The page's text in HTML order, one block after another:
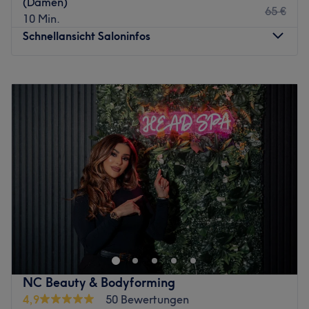
Zufriedenheit der Kunden stehen hier an erster Stelle.
Hier wird neben Deutsch auch Russisch gesprochen.
Expertise: Haarentfernung.
Produkte und Produktmarken: Hochwertige Produkte.
Extras: Kostenlose Getränke, klimatisiert und barrierefrei.
Zurück zur Salonansicht
10 Min.
65 €
Schnellansicht Saloninfos
08:00–19:30
08:00–19:30
08:00–19:30
08:00–19:30
09:00–18:30
Geschlossen
Wer großen Wert auf eine leuchtende Haut, die vor
Vitalität nur so strotzt und wundervoll gepflegte Nägel
legt, ist im Kölner Studio Viktoria Gloss, direkt an der
Hauptstraße 71-73 genau richtig! Hier stehen dir wahre
Beauty-Experten mit Rat und Tat zur Seite und verhelfen
dir zu atemberaubenden Lashes und Nägeln, sowie
einem strahlenden Teint. Lass auch du dich nach einem
NC Beauty & Bodyforming
4,9
50 Bewertungen